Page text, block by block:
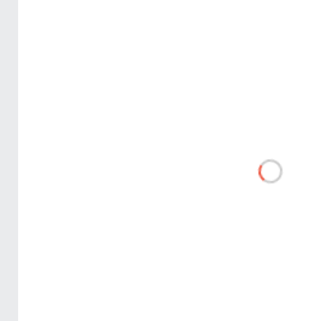
DO KOSZYKA